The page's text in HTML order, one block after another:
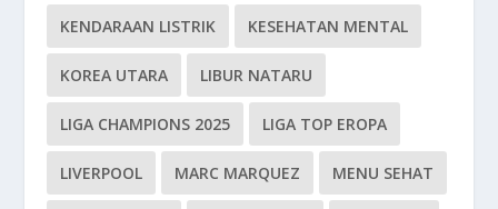
KENDARAAN LISTRIK KESEHATAN MENTAL
KOREA UTARA LIBUR NATARU
LIGA CHAMPIONS 2025 LIGA TOP EROPA
LIVERPOOL MARC MARQUEZ MENU SEHAT